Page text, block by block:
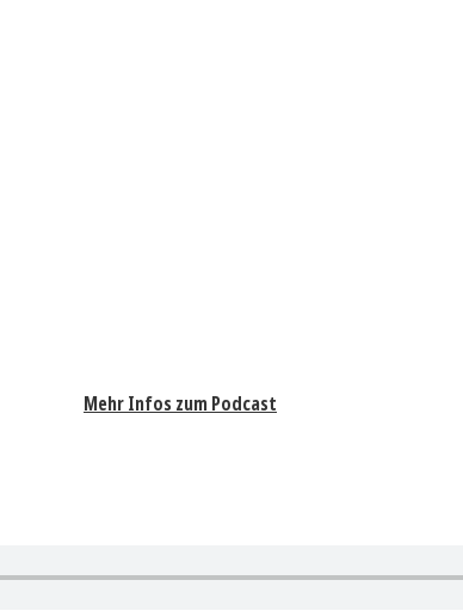
Mehr Infos zum Podcast